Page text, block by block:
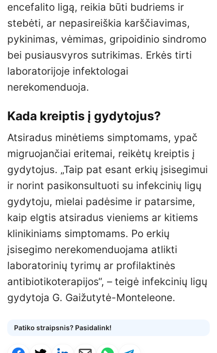
encefalito ligą, reikia būti budriems ir
stebėti, ar nepasireiškia karščiavimas,
pykinimas, vėmimas, gripoidinio sindromo
bei pusiausvyros sutrikimas. Erkės tirti
laboratorijoje infektologai
nerekomenduoja.
Kada kreiptis į gydytojus?
Atsiradus minėtiems simptomams, ypač
migruojančiai eritemai, reikėtų kreiptis į
gydytojus. „Taip pat esant erkių įsisegimui
ir norint pasikonsultuoti su infekcinių ligų
gydytoju, mielai padėsime ir patarsime,
kaip elgtis atsiradus vieniems ar kitiems
klinikiniams simptomams. Po erkių
įsisegimo nerekomenduojama atlikti
laboratorinių tyrimų ar profilaktinės
antibiotikoterapijos“, – teigė infekcinių ligų
gydytoja G. Gaižutytė-Monteleone.
Patiko straipsnis? Pasidalink!